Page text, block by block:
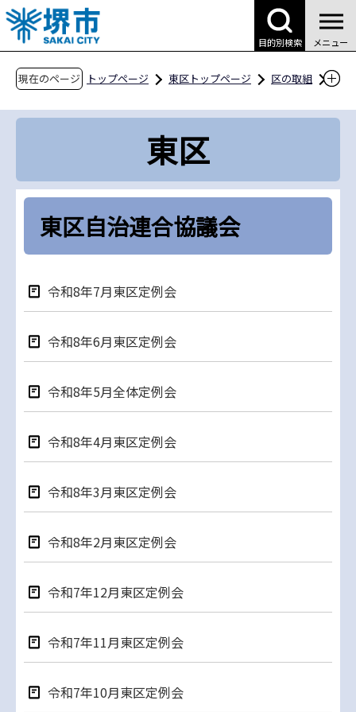
こ
の
ペ
目的別検索 メニュー
現在のページ トップページ 東区トップページ
区の取組
東区自治連合協議会東区
東区自治連合協議会
令和8年7月東区定例会
令和8年6月東区定例会
令和8年5月全体定例会
令和8年4月東区定例会
令和8年3月東区定例会
令和8年2月東区定例会
令和7年12月東区定例会
令和7年11⽉東区定例会
令和7年10月東区定例会